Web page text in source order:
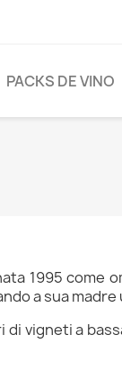
PACKS DE VINO
1995 come
a sua
vigneti a